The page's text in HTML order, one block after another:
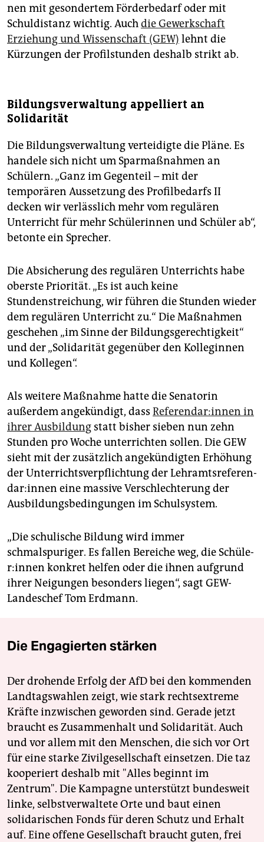
nen mit gesondertem Förderbedarf oder mit
Schuldistanz wichtig. Auchdie Gewerkschaft
Erziehung und Wissenschaft (GEW) lehnt die
Kürzungen der Profilstunden deshalb strikt ab.
Bildungsverwaltung appelliert an
Solidarität
Die Bildungsverwaltung verteidigte die Pläne. Es
handele sich nicht um Sparmaßnahmen an
Schülern. „Ganz im Gegenteil – mit der
temporären Aussetzung des Profilbedarfs II
decken wir verlässlich mehr vom regulären
Unterricht für mehr Schülerinnen und Schüler ab“,
betonte ein Sprecher.
Die Absicherung des regulären Unterrichts habe
oberste Priorität. „Es ist auch keine
Stundenstreichung, wir führen die Stunden wieder
dem regulären Unterricht zu.“ Die Maßnahmen
geschehen „im Sinne der Bildungsgerechtigkeit“
und der „Solidarität gegenüber den Kolleginnen
und Kollegen“.
Als weitere Maßnahme hatte die Senatorin
außerdem angekündigt, dass Re­fe­ren­da­r:in­nen in
ihrer Ausbildung statt bisher sieben nun zehn
Stunden pro Woche unterrichten sollen. Die GEW
sieht mit der zusätzlich angekündigten Erhöhung
der Unterrichtsverpflichtung der Lehr­amts­re­fe­ren­
da­r:in­nen eine massive Verschlechterung der
Ausbildungsbedingungen im Schulsystem.
„Die schulische Bildung wird immer
schmalspuriger. Es fallen Bereiche weg, die Schü­le­
r:in­nen konkret helfen oder die ihnen aufgrund
ihrer Neigungen besonders liegen“, sagt GEW-
Landeschef Tom Erdmann.
Die Engagierten stärken
Der drohende Erfolg der AfD bei den kommenden
Landtagswahlen zeigt, wie stark rechtsextreme
Kräfte inzwischen geworden sind. Gerade jetzt
braucht es Zusammenhalt und Solidarität. Auch
und vor allem mit den Menschen, die sich vor Ort
für eine starke Zivilgesellschaft einsetzen. Die taz
kooperiert deshalb mit "Alles beginnt im
Zentrum". Die Kampagne unterstützt bundesweit
linke, selbstverwaltete Orte und baut einen
solidarischen Fonds für deren Schutz und Erhalt
auf. Eine offene Gesellschaft braucht guten, frei